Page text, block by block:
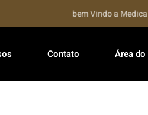
Seja bem Vindo a
Contato Área